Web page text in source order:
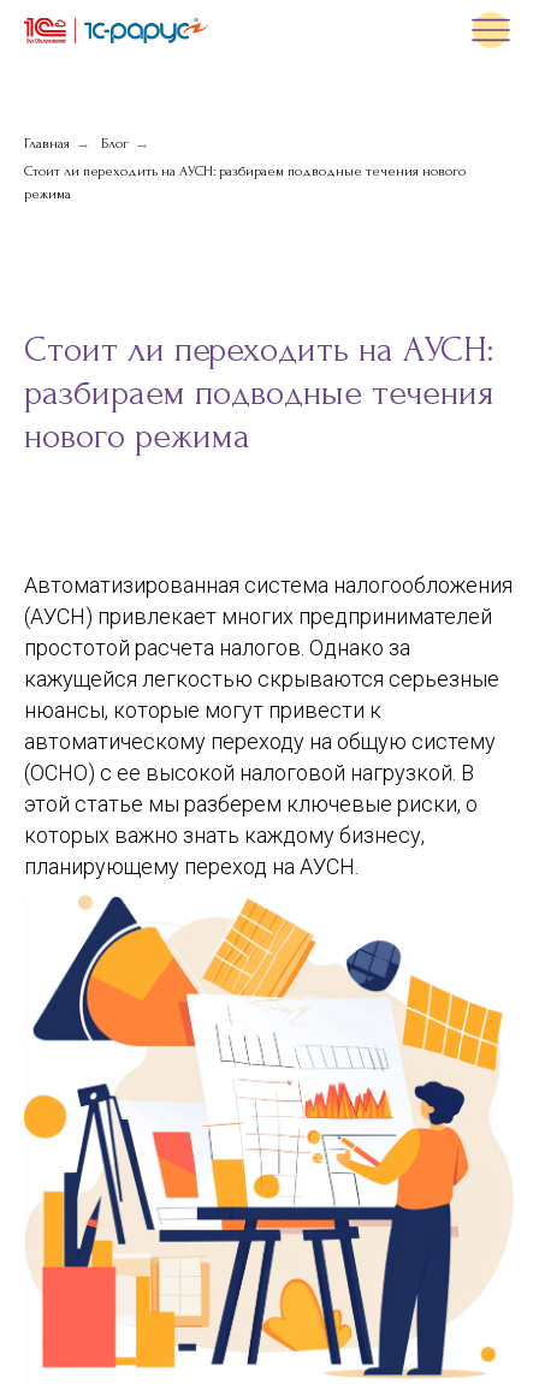
Главная → Блог →
Стоит ли переходить на АУСН: разбираем подводные течения нового
режима
Стоит ли переходить на АУСН:
разбираем подводные течения
нового режима
Автоматизированная система налогообложения
(АУСН) привлекает многих предпринимателей
простотой расчета налогов. Однако за
кажущейся легкостью скрываются серьезные
нюансы, которые могут привести к
автоматическому переходу на общую систему
(ОСНО) с ее высокой налоговой нагрузкой. В
этой статье мы разберем ключевые риски, о
которых важно знать каждому бизнесу,
планирующему переход на АУСН.